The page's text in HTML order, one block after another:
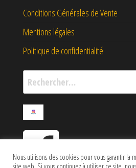
Conditions Générales de Vente
Mentions légales
Politique de confidentialité
Rechercher :
Nous utilisons des cookies pour vous garantir
site web. Si vous continuez à utiliser ce site,